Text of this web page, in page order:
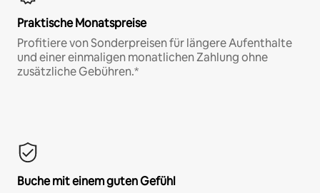
Praktische Monatspreise
Profitiere von Sonderpreisen für längere Aufenthalte
und einer einmaligen monatlichen Zahlung ohne
zusätzliche Gebühren.*
Buche mit einem guten Gefühl